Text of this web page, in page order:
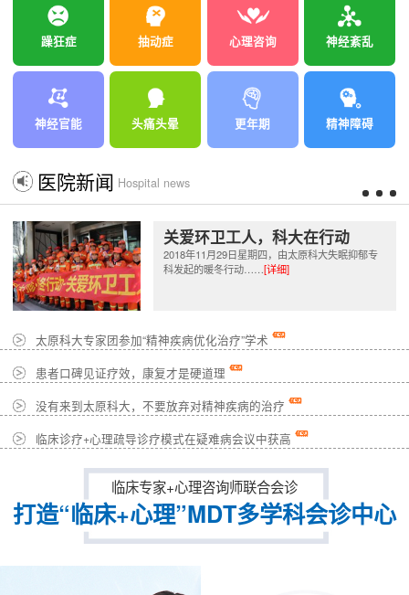
躁狂症 抽动症 心理咨询 神经紊乱
神经官能 头痛头晕 更年期 精神障碍
医院新闻 Hospital news
关爱环卫工人，科大在行动
2018年11月29日星期四，由太原科大失眠抑郁专
科发起的暖冬行动……[详细]
太原科大专家团参加“精神疾病优化治疗”学术
患者口碑见证疗效，康复才是硬道理
没有来到太原科大，不要放弃对精神疾病的治疗
临床诊疗+心理疏导诊疗模式在疑难病会议中获高
临床专家+心理咨询师联合会诊
打造“临床+心理”MDT多学科会诊中心